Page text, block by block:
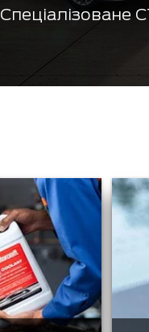
Спеціалізоване